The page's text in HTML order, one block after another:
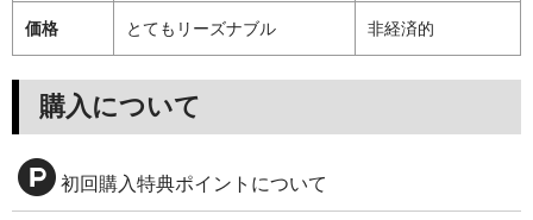
価格 とてもリーズナブル 非経済的
購入について
初回購入特典ポイントについて